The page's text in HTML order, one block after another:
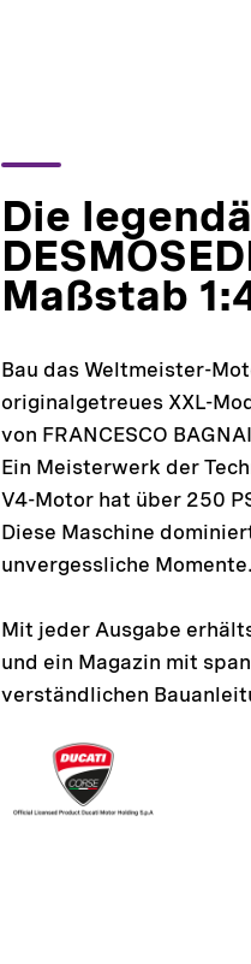
Die
Maßstab
Bau das Weltmeister-
originalgetreues XXL-
von FRANCESCO
Ein Meisterwerk der
V4-Motor hat über 250
Diese Maschine
unvergessliche Momente.
Mit jeder Ausgabe
und ein Magazin mit
verständlichen